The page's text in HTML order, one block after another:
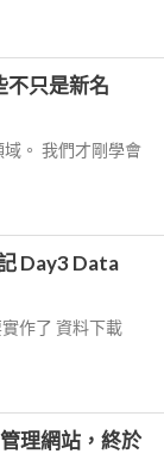
只是新名
。 我們才剛學會
Day3 Data
作了 資料下載
理網站，終於